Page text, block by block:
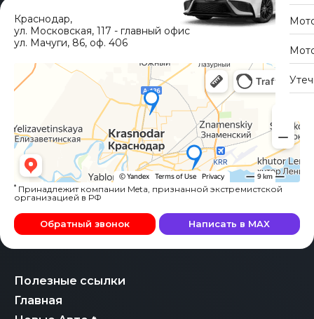
Полезные ссылки
Главная
Краснодар,
ул. Московская, 117 - главный офис
ул. Мачуги, 86, оф. 406
* Принадлежит компании Meta, признанной экстремистской
организацией в РФ
Обратный звонок Написать в MAX